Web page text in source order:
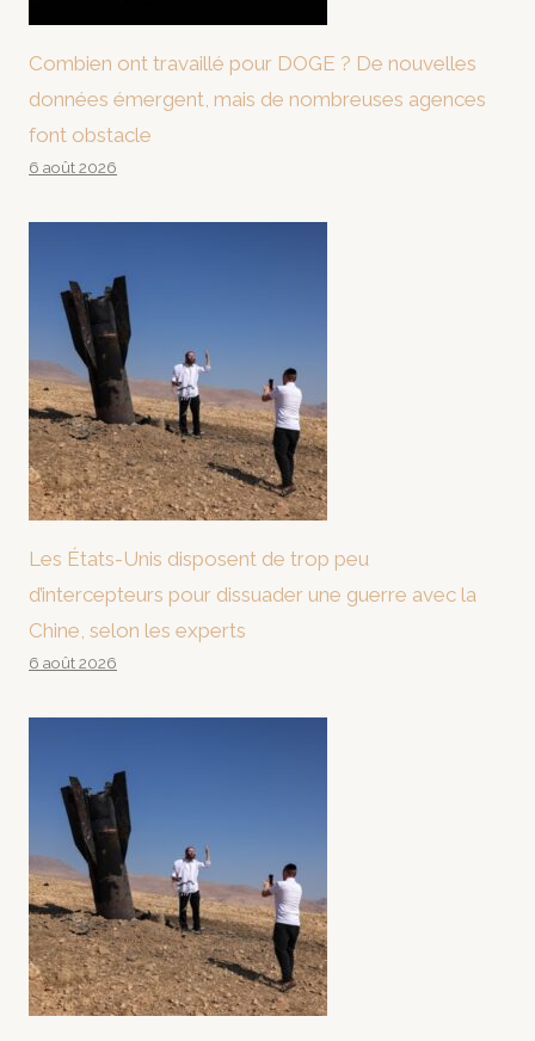
Combien ont travaillé pour DOGE ? De nouvelles
données émergent, mais de nombreuses agences
font obstacle
6 août 2026
Les États-Unis disposent de trop peu
d’intercepteurs pour dissuader une guerre avec la
Chine, selon les experts
6 août 2026